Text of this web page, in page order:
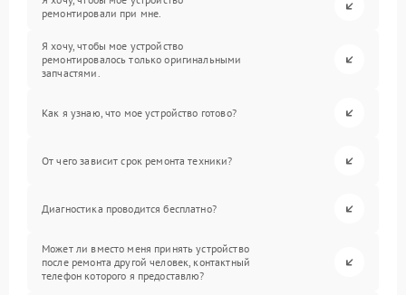
ремонтировали при мне.
Я хочу, чтобы мое устройство
ремонтировалось только оригинальными
запчастями.
Как я узнаю, что мое устройство готово?
От чего зависит срок ремонта техники?
Диагностика проводится бесплатно?
Может ли вместо меня принять устройство
после ремонта другой человек, контактный
телефон которого я предоставлю?